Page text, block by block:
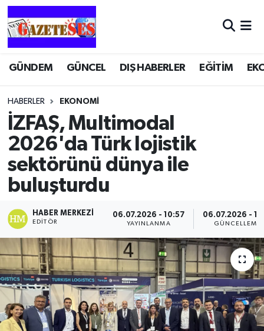
GÜNDEM GÜNCEL DIŞ HABERLER EĞİTİM
HABERLER EKONOMİ
İZFAŞ, Multimodal
2026'da Türk lojistik
sektörünü dünya ile
buluşturdu
HABER MERKEZI
EDITÖR
06.07.2026 - 10:57
YAYINLANMA
06.07.2026 -
GÜNCELLEME